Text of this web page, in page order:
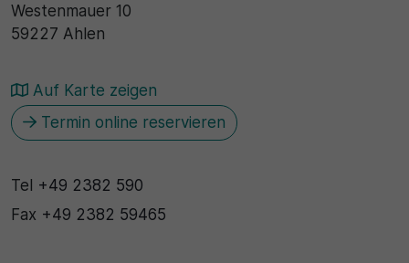
Westenmauer 10
59227 Ahlen
Auf Karte zeigen
Termin online reservieren
Tel +49 2382 590
Fax +49 2382 59465